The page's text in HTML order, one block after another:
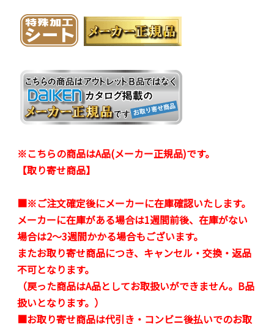
※こちらの商品はA品(メーカー正規品)です。
【取り寄せ商品】
■※ご注文確定後にメーカーに在庫確認いたします。
メーカーに在庫がある場合は1週間前後、在庫がない
場合は2～3週間かかる場合もございます。
またお取り寄せ商品につき、キャンセル・交換・返品
不可となります。
（戻った商品はA品としてお取扱いができません。B品
扱いとなります。）
■お取り寄せ商品は代引き・コンビニ後払いでのお取